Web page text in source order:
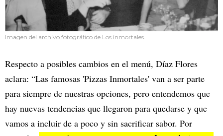
Imagen del archivo fotográfico de Los inmortales.
Respecto a posibles cambios en el menú, Díaz Flores
aclara: “Las famosas 'Pizzas Inmortales' van a ser parte
para siempre de nuestras opciones, pero entendemos que
hay nuevas tendencias que llegaron para quedarse y que
vamos a incluir de a poco y sin sacrificar sabor. Por